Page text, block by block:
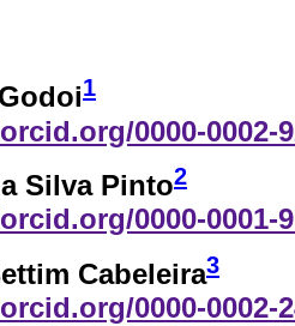
1
0000-0002-
Silva Pinto2
0000-0001-
Cabeleira3
0000-0002-